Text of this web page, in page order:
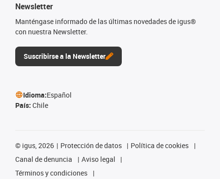
Newsletter
Manténgase informado de las últimas novedades de igus®
con nuestra Newsletter.
Suscribirse a la Newsletter
Idioma:Español
País: Chile
© igus, 2026 Protección de datos
Política de cookies
Canal de denuncia
Aviso legal
Términos y condiciones